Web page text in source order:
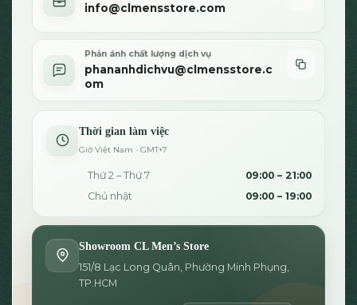
info@clmensstore.com
Phản ánh chất lượng dịch vụ
phananhdichvu@clmensstore.c
om
Thời gian làm việc
Giờ Việt Nam · GMT+7
Thứ 2 – Thứ 7
09:00 – 21:00
Chủ nhật
09:00 – 19:00
Showroom CL Men’s Store
151/8 Lạc Long Quân, Phường Minh Phụng,
TP.HCM